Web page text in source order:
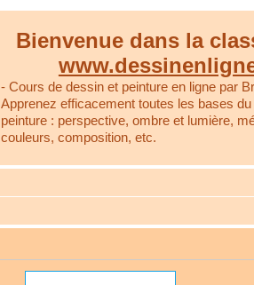
Bienvenue dans la
- Cours de dessin et peinture en ligne par
Apprenez efficacement toutes les bases
peinture : perspective, ombre et lumière,
couleurs, composition, etc.